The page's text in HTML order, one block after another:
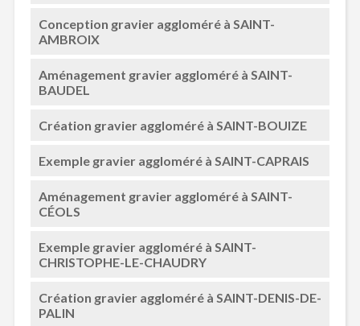
Conception gravier aggloméré à SAINT-
AMBROIX
Aménagement gravier aggloméré à SAINT-
BAUDEL
Création gravier aggloméré à SAINT-BOUIZE
Exemple gravier aggloméré à SAINT-CAPRAIS
Aménagement gravier aggloméré à SAINT-
CÉOLS
Exemple gravier aggloméré à SAINT-
CHRISTOPHE-LE-CHAUDRY
Création gravier aggloméré à SAINT-DENIS-DE-
PALIN